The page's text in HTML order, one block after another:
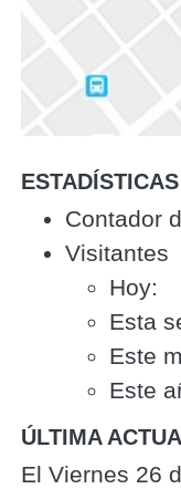
‎Contador
Visitantes
Hoy:
Esta
Este
Este
ÚLTIMA
El Viernes 26